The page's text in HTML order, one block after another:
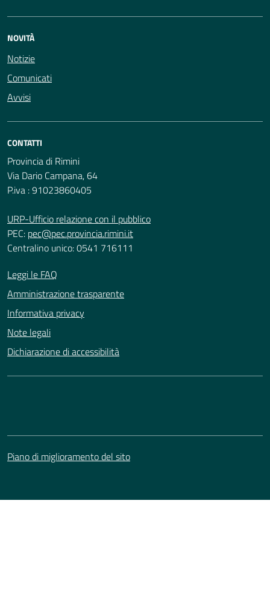
NOVITÀ
Notizie
Comunicati
Avvisi
CONTATTI
Provincia di Rimini
Via Dario Campana, 64
P.iva : 91023860405
URP-Ufficio relazione con il pubblico
PEC: pec@pec.provincia.rimini.it
Centralino unico: 0541 716111
Leggi le FAQ
Amministrazione trasparente
Informativa privacy
Note legali
Dichiarazione di accessibilità
Piano di miglioramento del sito